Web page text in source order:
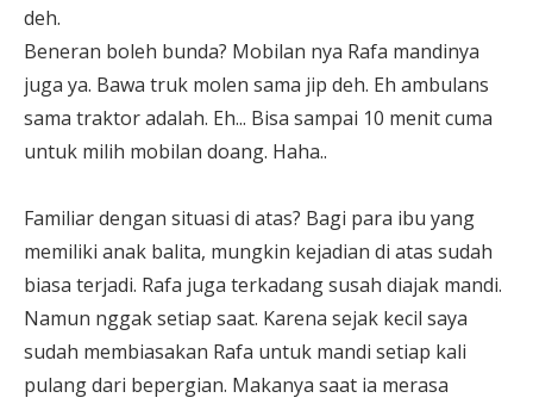
deh.
Beneran boleh bunda? Mobilan nya Rafa mandinya
juga ya. Bawa truk molen sama jip deh. Eh ambulans
sama traktor adalah. Eh... Bisa sampai 10 menit cuma
untuk milih mobilan doang. Haha..
Familiar dengan situasi di atas? Bagi para ibu yang
memiliki anak balita, mungkin kejadian di atas sudah
biasa terjadi. Rafa juga terkadang susah diajak mandi.
Namun nggak setiap saat. Karena sejak kecil saya
sudah membiasakan Rafa untuk mandi setiap kali
pulang dari bepergian. Makanya saat ia merasa